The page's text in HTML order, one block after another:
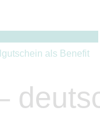
als Benefit